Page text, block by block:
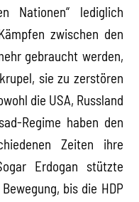
Nationen“ lediglich
zwischen den
gebraucht werden,
sie zu zerstören
die USA, Russland
Regime haben den
Zeiten ihre
Erdogan stützte
bis die HDP